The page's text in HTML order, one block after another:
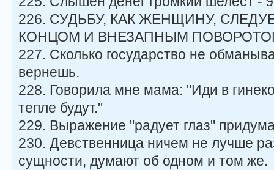
226. СУДЬБУ, КАК ЖЕНЩИНУ,
КОНЦОМ И ВНЕЗАПНЫМ
227. Сколько государство не
вернешь.
228. Говорила мне мама: "Иди в
тепле будут."
229. Выpажение "pадует глаз"
230. Девственница ничем не лучше
сущности, думают об одном и том же.